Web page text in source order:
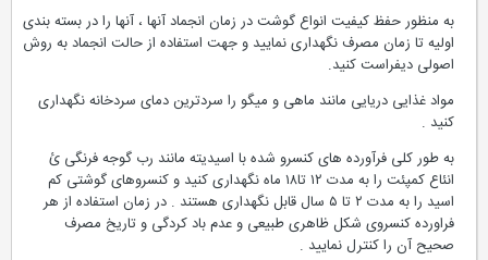
به منظور حفظ كیفیت انواع گوشت در زمان انجماد آنها ، آنها را در بسته بندی
اولیه تا زمان مصرف نگهداری نمایید و جهت استفاده از حالت انجماد به روش
اصولی دیفراست كنید.
مواد غذایی دریایی مانند ماهی و میگو را سردترین دمای سردخانه نگهداری
كنید .
به طور كلی فرآورده های كنسرو شده با اسیدیته مانند رب گوجه فرنگی ئ
انئاع كمپئت را به مدت ۱۲ تا۱۸ ماه نگهداری كنید و كنسروهای گوشتی كم
اسید را به مدت ۲ تا ۵ سال قابل نگهداری هستند . در زمان استفاده از هر
فراورده كنسروی شكل ظاهری طبیعی و عدم باد كردگی و تاریخ مصرف
صحیح آن را كنترل نمایید .